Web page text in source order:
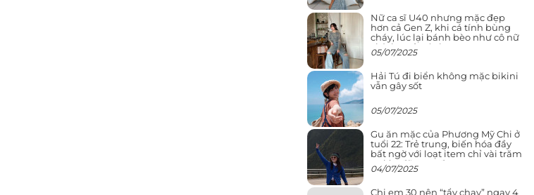
Nữ ca sĩ U40 nhưng mặc đẹp
hơn cả Gen Z, khi cá tính bùng
cháy, lúc lại bánh bèo như cô nữ
chính ngôn tình
05/07/2025
Hải Tú đi biển không mặc bikini
vẫn gây sốt
05/07/2025
Gu ăn mặc của Phương Mỹ Chi ở
tuổi 22: Trẻ trung, biến hóa đầy
bất ngờ với loạt item chỉ vài trăm
nghìn đã mua được
04/07/2025
Chị em 30 nên “tẩy chay” ngay 4